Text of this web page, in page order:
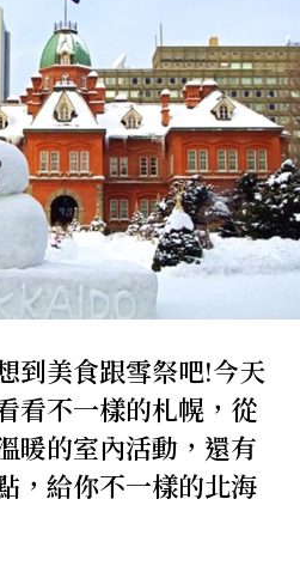
繁體中文
ภาษาไทย
한국어
日本語
到美食跟雪祭吧!今天
看不一樣的札幌，從
暖的室內活動，還有
，給你不一樣的北海